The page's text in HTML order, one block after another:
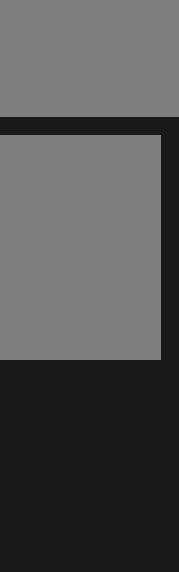
ventana)
ventana)